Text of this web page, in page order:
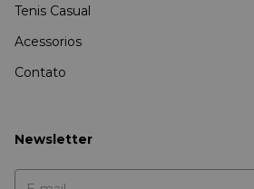
Tenis Casual
Acessorios
Contato
Newsletter